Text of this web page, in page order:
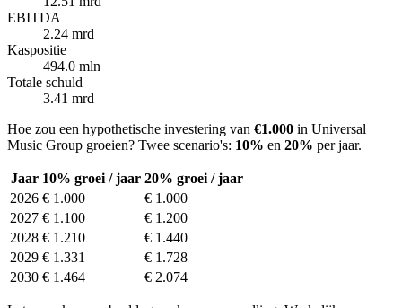
EBITDA
2.24 mrd
Kaspositie
494.0 mln
Totale schuld
3.41 mrd
Hoe zou een hypothetische investering van €1.000 in Universal
Music Group groeien? Twee scenario's: 10% en 20% per jaar.
Jaar 10% groei / jaar 20% groei / jaar
2026 € 1.000
€ 1.000
2027 € 1.100
€ 1.200
2028 € 1.210
€ 1.440
2029 € 1.331
€ 1.728
2030 € 1.464 € 2.074